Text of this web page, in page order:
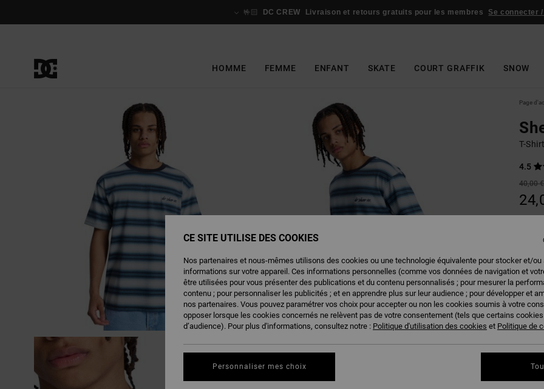
🤟🏻 DC CREW Livraison et retours gratuits pour les membres Se connecter
HOMME FEMME ENFANT SKATE COURT GRAFFIK SNOW
Page
T-
4.5
40,00 €
XS
CE SITE UTILISE DES COOKIES
Nos partenaires et nous-mêmes utilisons des cookies ou une technologie équivalente pour stocker et/ou
informations sur votre appareil. Ces informations personnelles (comme vos données de navigation et
être utilisées pour vous présenter des publications et du contenu personnalisés ; pour mesurer la
contenu ; pour personnaliser les publicités ; et en apprendre plus sur leur audience ; pour développer et
nos partenaires. Vous pouvez paramétrer vos choix pour accepter ou non les cookies soumis à votre
opposer lorsque les cookies concernés ne relèvent pas de votre consentement (tels que certains
d’audience). Pour plus d'informations, consultez notre : Politique d'utilisation des cookies et Politique de
Personnaliser mes choix